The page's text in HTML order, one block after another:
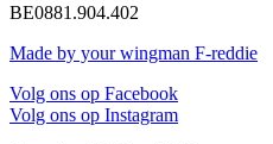
BE0881.904.402
Made by your wingman F-reddie
Volg ons op Facebook
Volg ons op Instagram